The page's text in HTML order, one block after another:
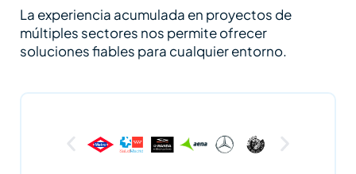
La experiencia acumulada en proyectos de
múltiples sectores nos permite ofrecer
soluciones fiables para cualquier entorno.